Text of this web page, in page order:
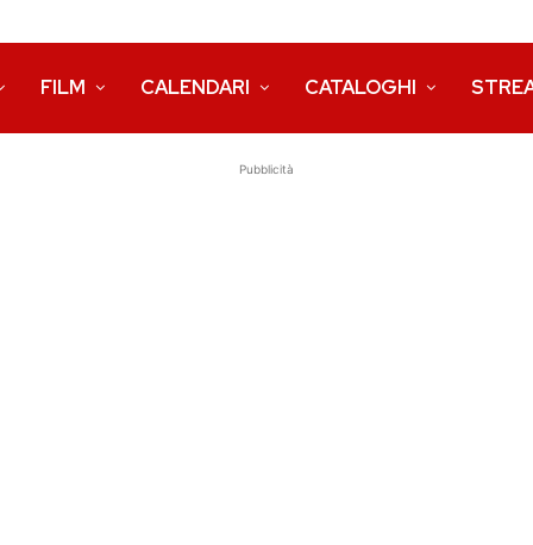
FILM CALENDARI CATALOGHI
Pubblicità